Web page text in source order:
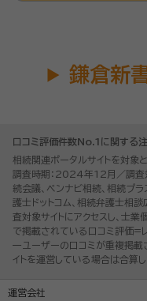
鎌倉新
口コミ評価件数No.1に関する
相続関連ポータルサイトを対象
調査時期：2024年12月／調査対
続会議、ベンナビ相続、相続プラ
護士ドットコム、相続弁護士相
査対象サイトにアクセスし、士
で掲載されている口コミ評価=
一ユーザーの口コミが重複掲
イトを運営している場合は合算
運営会社